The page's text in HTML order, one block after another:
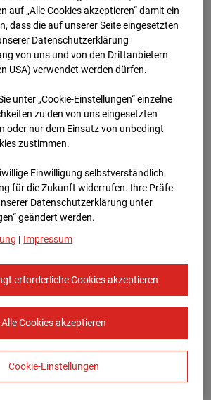
- BV W2
BT 1-3
Zur Übersicht
auf „Alle Cookies akzeptieren“ damit ein­
dass die auf unserer Seite eingesetzten
Datenschutzerklärung
von uns und von den Drittanbietern
USA) verwendet werden dürfen.
unter „Cookie-Einstellungen“ einzelne
zu den von uns eingesetzten
oder nur dem Einsatz von unbedingt
zustimmen.
Einwilligung selbstverständlich
für die Zukunft widerrufen. Ihre Prä­fe­
Datenschutzerklärung unter
geändert werden.
| Impressum
erforderliche Cookies akzeptieren
Alle Cookies akzeptieren
Cookie-Einstellungen